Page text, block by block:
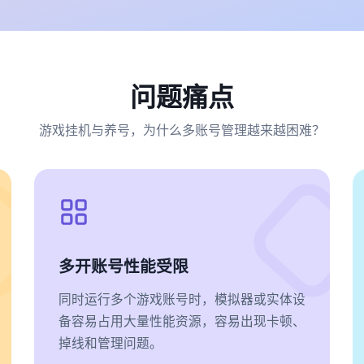
问题痛点
游戏挂机与养号，为什么多账号管理越来越困难？
多开账号性能受限
同时运行多个游戏账号时，模拟器或实体设
备容易占用大量性能资源，容易出现卡顿、
掉线和管理问题。